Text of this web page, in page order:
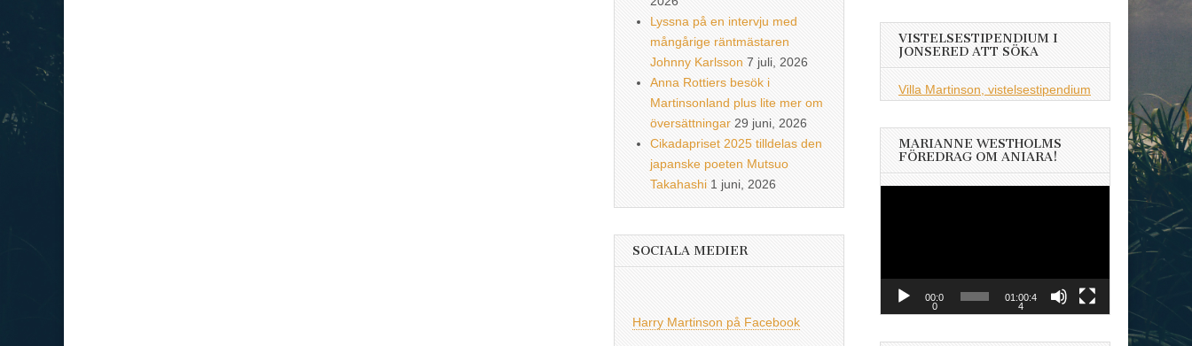
Lyssna på en intervju med
mångårige räntmästaren
Johnny Karlsson 7 juli, 2026
Anna Rottiers besök i
Martinsonland plus lite mer om
översättningar 29 juni, 2026
Cikadapriset 2025 tilldelas den
japanske poeten Mutsuo
Takahashi 1 juni, 2026
SOCIALA MEDIER
Harry Martinson på Facebook
VISTELSESTIPENDIUM I
JONSERED ATT SÖKA
Villa Martinson, vistelsestipendium
MARIANNE WESTHOLMS
FÖREDRAG OM ANIARA!
00:0
0
01:00:4
4